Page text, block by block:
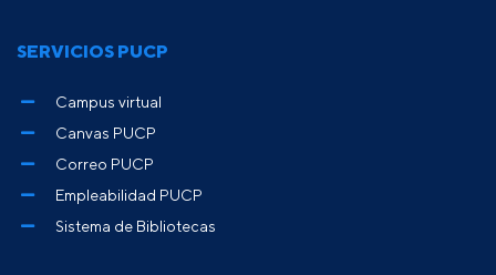
SERVICIOS PUCP
Campus virtual
Canvas PUCP
Correo PUCP
Empleabilidad PUCP
Sistema de Bibliotecas